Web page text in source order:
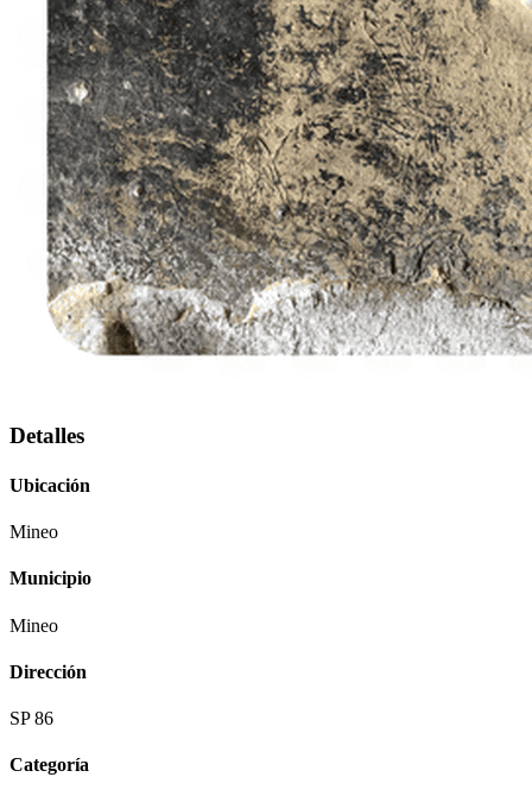
Detalles
Ubicación
Mineo
Municipio
Mineo
Dirección
SP 86
Categoría